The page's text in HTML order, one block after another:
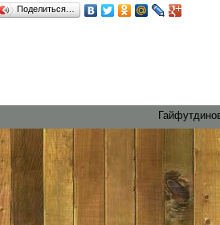
Поделиться…